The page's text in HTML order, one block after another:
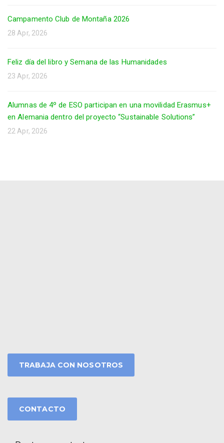
Campamento Club de Montaña 2026
28 Apr, 2026
Feliz día del libro y Semana de las Humanidades
23 Apr, 2026
Alumnas de 4º de ESO participan en una movilidad Erasmus+
en Alemania dentro del proyecto “Sustainable Solutions”
22 Apr, 2026
TRABAJA CON NOSOTROS
CONTACTO